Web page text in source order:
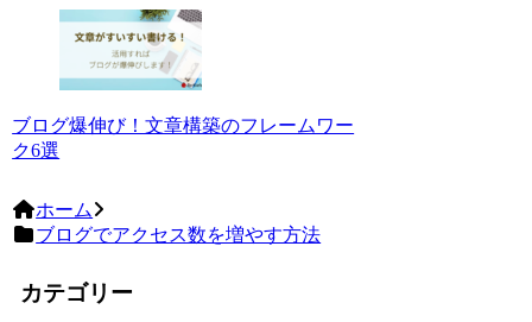
ブログ爆伸び！文章構築のフレームワー
ク6選
ホーム
ブログでアクセス数を増やす方法
カテゴリー